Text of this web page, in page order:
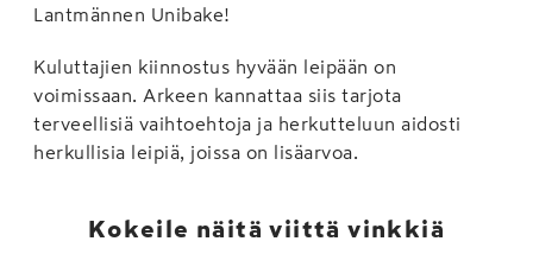
Lantmännen Unibake!
Kuluttajien kiinnostus hyvään leipään on
voimissaan. Arkeen kannattaa siis tarjota
terveellisiä vaihtoehtoja ja herkutteluun aidosti
herkullisia leipiä, joissa on lisäarvoa.
Kokeile näitä viittä vinkkiä